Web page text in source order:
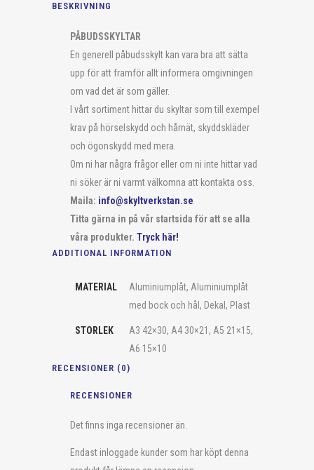
BESKRIVNING
PÅBUDSSKYLTAR
En generell påbudsskylt kan vara bra att sätta
upp för att framför allt informera omgivningen
om vad det är som gäller.
I vårt sortiment hittar du skyltar som till exempel
krav på hörselskydd och hårnät, skyddskläder
och ögonskydd med mera.
Om ni har några frågor eller om ni inte hittar vad
ni söker är ni varmt välkomna att kontakta oss.
Maila: info@skyltverkstan.se
Titta gärna in på vår startsida för att se alla
våra produkter. Tryck här!
ADDITIONAL INFORMATION
MATERIAL
Aluminiumplåt, Aluminiumplåt
med bock och hål, Dekal, Plast
STORLEK
A3 42×30, A4 30×21, A5 21×15,
A6 15×10
RECENSIONER (0)
RECENSIONER
Det finns inga recensioner än.
Endast inloggade kunder som har köpt denna